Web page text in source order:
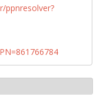
ppnresolver?